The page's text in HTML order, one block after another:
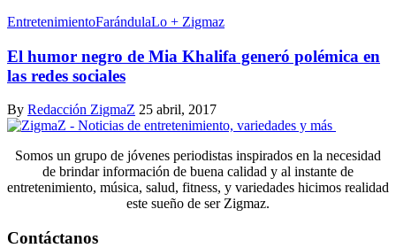
EntretenimientoFarándulaLo + Zigmaz
El humor negro de Mia Khalifa generó polémica en
las redes sociales
By Redacción ZigmaZ 25 abril, 2017
Somos un grupo de jóvenes periodistas inspirados en la necesidad
de brindar información de buena calidad y al instante de
entretenimiento, música, salud, fitness, y variedades hicimos realidad
este sueño de ser Zigmaz.
Contáctanos